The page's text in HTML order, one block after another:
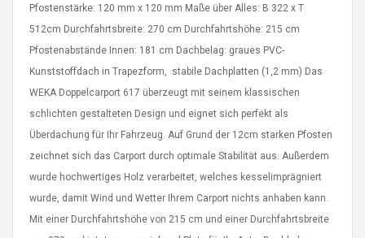
Plan Cutter
Instrumento
Onctueux -
Ylang-Ylang
5.1 Sneaker
$ 240.63
Men's Pendant Necklace
Tropical Foxtail Chain
Casual / Sporty Hip Hop
Stainless Steel Silver Gold
Golden 1 Pair Gloves
Golden 1 Pair Gloves 55
$ 15.46
$ 28.63
NUX NOD-1 HORSEMAN
Pfostenstärke: 120 mm x 120 mm Maße über Alles: B 322 x T
512cm Durchfahrtsbreite: 270 cm Durchfahrtshöhe: 215 cm
Pfostenabstände Innen: 181 cm Dachbelag: graues PVC-
Kunststoffdach in Trapezform, stabile Dachplatten (1,2 mm) Das
WEKA Doppelcarport 617 überzeugt mit seinem klassischen
schlichten gestalteten Design und eignet sich perfekt als
Überdachung für Ihr Fahrzeug. Auf Grund der 12cm starken Pfosten
zeichnet sich das Carport durch optimale Stabilität aus. Außerdem
wurde hochwertiges Holz verarbeitet, welches kesselimprägniert
wurde, damit Wind und Wetter Ihrem Carport nichts anhaben kann.
Mit einer Durchfahrtshöhe von 215 cm und einer Durchfahrtsbreite